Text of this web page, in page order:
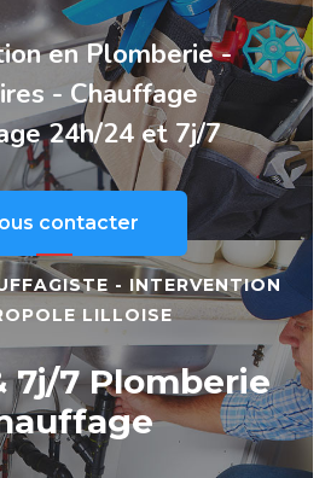
en Plomberie -
- Chauffage
24h/24 et 7j/7
contacter
- INTERVENTION
LILLOISE
7j/7 Plomberie